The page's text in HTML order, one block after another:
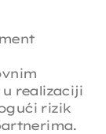
realizaciji
rizik